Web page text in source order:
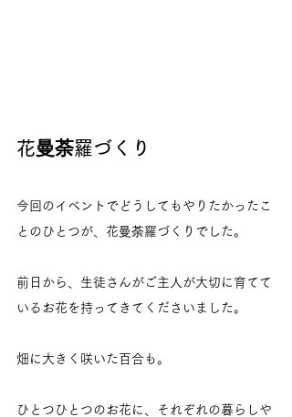
花曼荼羅づくり
今回のイベントでどうしてもやりたかったこ
とのひとつが、花曼荼羅づくりでした。
前日から、生徒さんがご主人が大切に育てて
いるお花を持ってきてくださいました。
畑に大きく咲いた百合も。
ひとつひとつのお花に、それぞれの暮らしや